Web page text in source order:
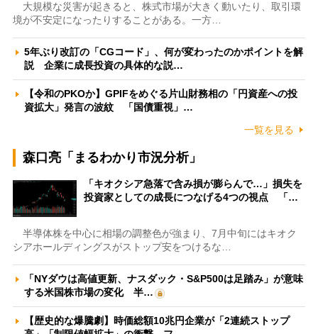
大規模な災害が起きると、株式市場が大きく動いたり、取引環
境が不安定になったりすることがある。一方…
5年ぶり改訂の「CGコード」、何が変わったのかポイントを解
説 企業に成長投資の具体的な説…
【令和のPKOか】GPIFをめぐる片山財務相の「円資産への投
資拡大」発言の波紋 「国債重視」…
一覧を見る
森口亮「まるわかり市況分析」
「キオクシア急落で含み損が膨らんで…」損失を
投資家としての成長につなげる4つの視点 「…
半導体株を中心に相場の調整色が強まり、7月中旬にはキオク
シアホールディングスがストップ安をつけるな…
「NYダウは高値更新、ナスダック・S&P500は足踏み」が意味
する米国株市場の変化 半…
【歴史的な爆騰劇】時価総額10兆円企業が「2連続ストップ